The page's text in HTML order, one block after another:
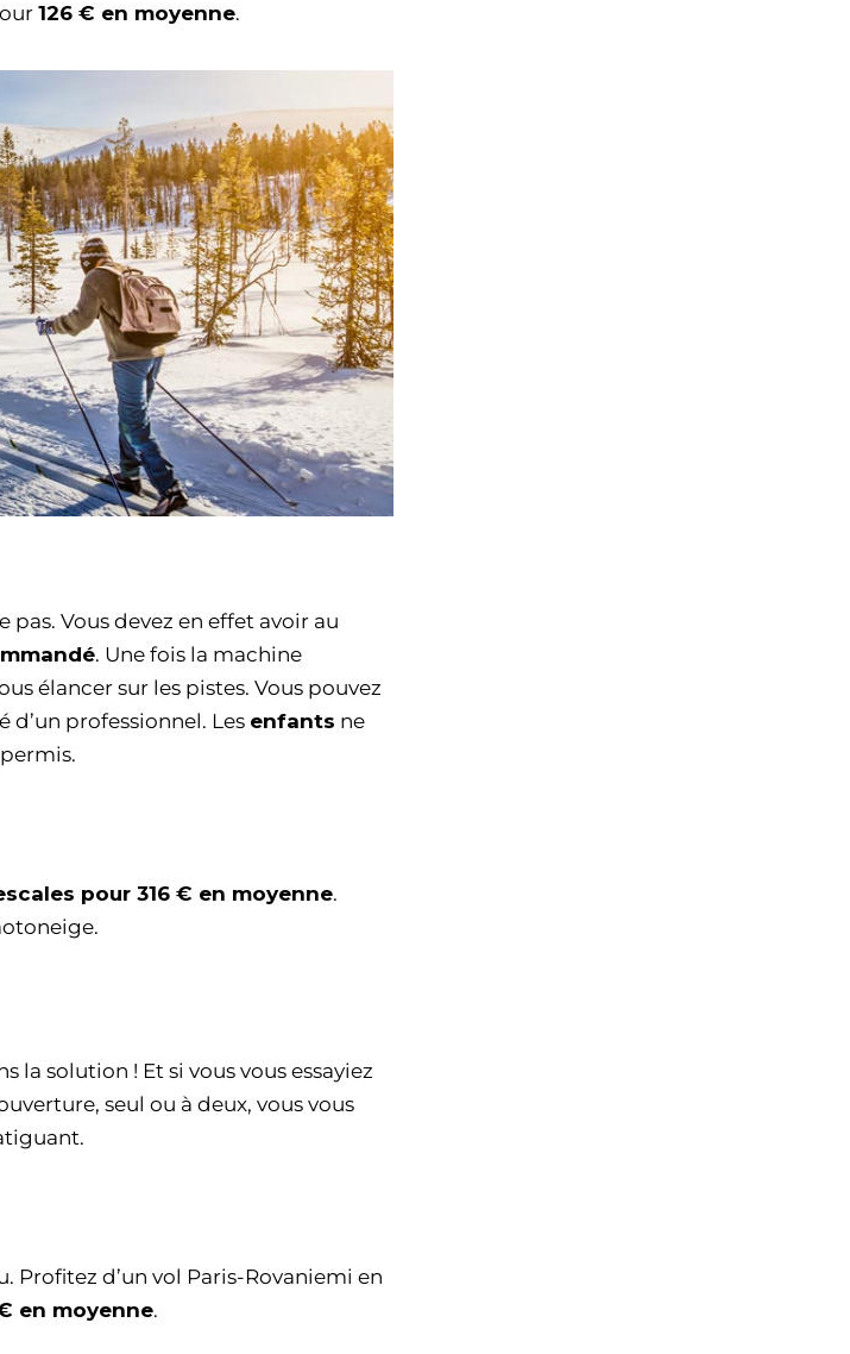
126 € en moyenne.
Vous devez en effet avoir au
. Une fois la machine
élancer sur les pistes. Vous pouvez
professionnel. Les enfants ne
permis.
pour 316 € en moyenne.
la solution ! Et si vous vous essayiez
seul ou à deux, vous vous
Profitez d’un vol Paris-Rovaniemi en
en moyenne.